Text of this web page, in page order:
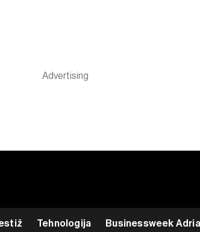
Tehnologija Businessweek Adria